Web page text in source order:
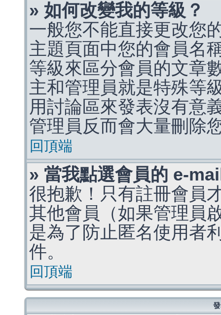
» 如何改變我的等級？
一般您不能直接更改您
主題頁面中您的會員名
等級來區分會員的文章
主和管理員就是特殊等
用討論區來發表沒有意
管理員反而會大量刪除
回頂端
» 當我點選會員的 e-
很抱歉！只有註冊會員
其他會員（如果管理員
是為了防止匿名使用者
件。
回頂端